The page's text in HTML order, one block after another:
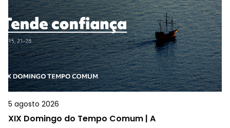
5 agosto 2026
XIX Domingo do Tempo Comum | A